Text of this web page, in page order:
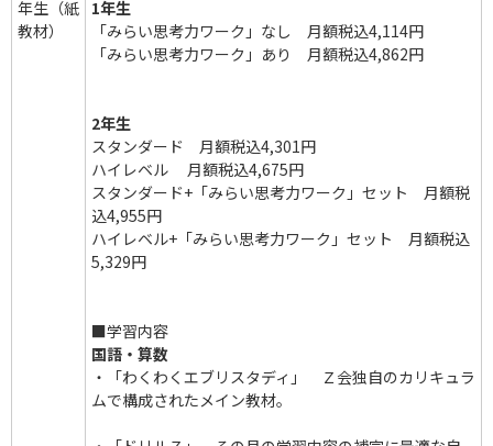
年生（紙
教材）
1年生
「みらい思考力ワーク」なし 月額税込4,114円
「みらい思考力ワーク」あり 月額税込4,862円
2年生
スタンダード 月額税込4,301円
ハイレベル 月額税込4,675円
スタンダード+「みらい思考力ワーク」セット 月額税
込4,955円
ハイレベル+「みらい思考力ワーク」セット 月額税込
5,329円
■学習内容
国語・算数
・「わくわくエブリスタディ」 Ｚ会独自のカリキュラ
ムで構成されたメイン教材。